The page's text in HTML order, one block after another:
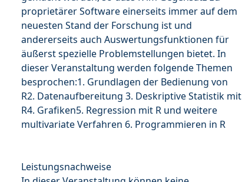
proprietärer Software einerseits immer auf dem
neuesten Stand der Forschung ist und
andererseits auch Auswertungsfunktionen für
äußerst spezielle Problemstellungen bietet. In
dieser Veranstaltung werden folgende Themen
besprochen:1. Grundlagen der Bedienung von
R2. Datenaufbereitung 3. Deskriptive Statistik mit
R4. Grafiken5. Regression mit R und weitere
multivariate Verfahren 6. Programmieren in R
Leistungsnachweise